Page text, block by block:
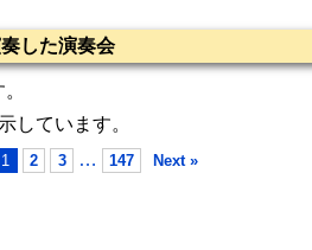
した演奏会
しています。
1 2 3 … 147 Next »